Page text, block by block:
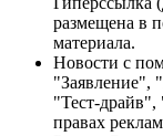
размещена в
материала.
Новости с
"Заявление",
"Тест-
правах